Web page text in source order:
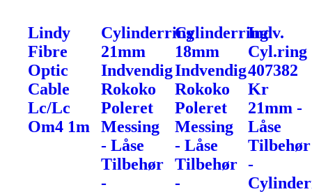
Lindy
Fibre
Optic
Cable
Lc/Lc
Om4 1m
Cylinderring
21mm
Indvendig
Rokoko
Poleret
Messing
- Låse
Tilbehør
-
Cylinderring
18mm
Indvendig
Rokoko
Poleret
Messing
- Låse
Tilbehør
-
Indv.
Cyl.ring
407382
Kr
21mm -
Låse
Tilbehør
-